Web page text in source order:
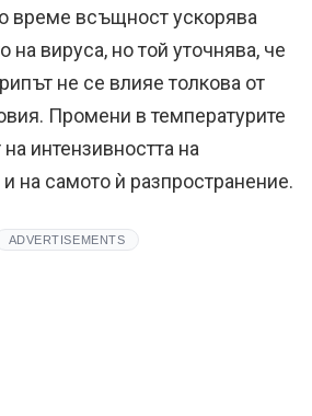
време всъщност ускорява
на вируса, но той уточнява, че
не се влияе толкова от
Промени в температурите
интензивността на
на самото ѝ разпространение.
ADVERTISEMENTS